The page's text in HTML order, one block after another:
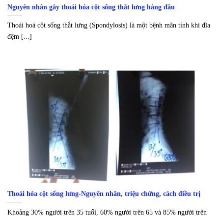
Nguyên nhân gây thoái hóa cột sống thắt lưng hàng đầu
Thoái hoá cột sống thắt lưng (Spondylosis) là một bệnh mãn tính khi đĩa
đệm [...]
Thoái hóa cột sống lưng-Nguyên nhân, triệu chứng, cách điều trị
Khoảng 30% người trên 35 tuổi, 60% người trên 65 và 85% người trên